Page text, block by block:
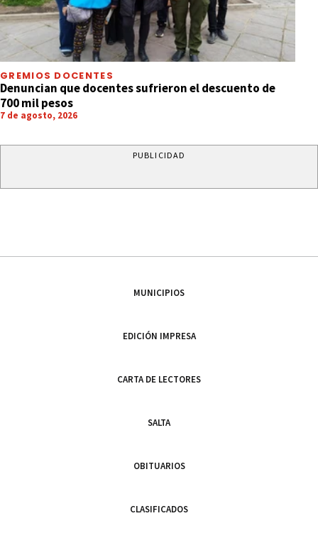
GREMIOS DOCENTES
Denuncian que docentes sufrieron el descuento de
700 mil pesos
7 de agosto, 2026
PUBLICIDAD
MUNICIPIOS
EDICIÓN IMPRESA
CARTA DE LECTORES
SALTA
OBITUARIOS
CLASIFICADOS